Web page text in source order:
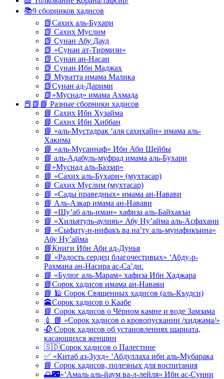
📚9 сборников хадисов
📗Сахих аль-Бухари
📗 Сахих Муслим
📗 Сунан Абу Дауд
📗 «Сунан ат-Тирмизи»
📗 Сунан ан-Насаи
📗 Сунан Ибн Маджах
📗 Муватта имама Малика
📗Сунан ад-Дарими
📗»Муснад» имама Ахмада
📕📗📘 Разные сборники хадисов
📘 Сахих Ибн Хузайма
📘 Сахих Ибн Хиббан
📘 «аль-Мустадрак ‘аля сахихайн» имама аль-
Хакима
📘 «аль-Мусаннаф» Ибн Аби Шейбы
📘 аль-Адабуль-муфрад имама аль-Бухари
📘»Муснад аль-Баззар»
📘 «Сахих аль-Бухари» (мухтасар)
📘 Сахих Муслим (мухтасар)
📘 «Сады праведных» имама ан-Навави
📘 Аль-Азкар имама ан-Навави
📘 «Шу’аб аль-иман» хафиза аль-Байхакъи
📘 «Хильятуль-аулияъ» Абу Ну’айма аль-Асфахани
📘 «Сыфату-н-нифакъ ва на’ту аль-мунафикъина»
Абу Ну’айма
📘Книги Ибн Аби ад-Дунья
📘 «Радость сердец благочестивых» ‘Абду-р-
Рахмана ан-Насира ас-Са’ди.
📘 «Булюг аль-Марам» хафиза Ибн Хаджара
📘Сорок хадисов имама ан-Навави
📘 🕌 Сорок Священных хадисов (аль-Къудси)
🕋Сорок хадисов о Каабе
📘 Сорок хадисов о Чёрном камне и воде Замзама
💉 📘 «Сорок хадисов о кровопускании /хиджама/»
🥀 Сорок хадисов об установлениях шариата,
касающихся женщин
🇸🇩Сорок хадисов о Палестине
✅ «Китаб аз-Зухд» ‘Абдуллаха ибн аль-Мубарака
📘 Сорок хадисов, полезных для воспитания
🌅🌃«‘Амаль аль-йаум ва-л-лейля» Ибн ас-Сунни